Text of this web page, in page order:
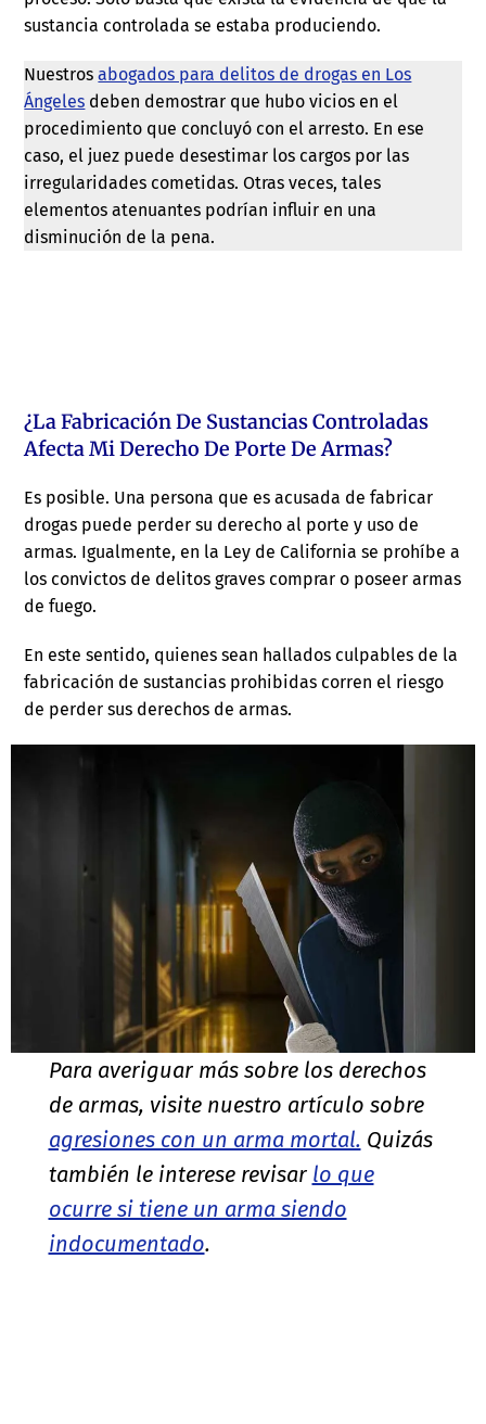
sustancia controlada se estaba produciendo.
Nuestrosabogados para delitos de drogas en Los
Ángeles deben demostrar que hubo vicios en el
procedimiento que concluyó con el arresto. En ese
caso, el juez puede desestimar los cargos por las
irregularidades cometidas. Otras veces, tales
elementos atenuantes podrían influir en una
disminución de la pena.
¿La Fabricación De Sustancias Controladas
Afecta Mi Derecho De Porte De Armas?
Es posible. Una persona que es acusada de fabricar
drogas puede perder su derecho al porte y uso de
armas. Igualmente, en la Ley de California se prohíbe a
los convictos de delitos graves comprar o poseer armas
de fuego.
En este sentido, quienes sean hallados culpables de la
fabricación de sustancias prohibidas corren el riesgo
de perder sus derechos de armas.
Para averiguar más sobre los derechos
de armas, visite nuestro artículo sobre
agresiones con un arma mortal. Quizás
también le interese revisar lo que
ocurre si tiene un arma siendo
indocumentado.